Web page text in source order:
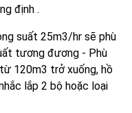
định .
suất 25m3/hr sẽ phù
tương đương - Phù
120m3 trở xuống, hồ
lắp 2 bộ hoặc loại